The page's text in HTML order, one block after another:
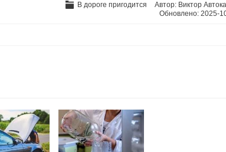
В дороге пригодится Автор: Виктор
Обновлено: 2025-